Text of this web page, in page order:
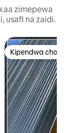
zimepewa
usafi na zaidi.
Kipendwa cha
Kipendwa cha